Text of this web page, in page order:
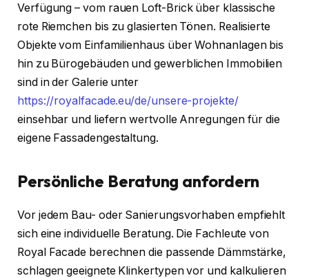
Verfügung – vom rauen Loft-Brick über klassische
rote Riemchen bis zu glasierten Tönen. Realisierte
Objekte vom Einfamilienhaus über Wohnanlagen bis
hin zu Bürogebäuden und gewerblichen Immobilien
sind in der Galerie unter
https://royalfacade.eu/de/unsere-projekte/
einsehbar und liefern wertvolle Anregungen für die
eigene Fassadengestaltung.
Persönliche Beratung anfordern
Vor jedem Bau- oder Sanierungsvorhaben empfiehlt
sich eine individuelle Beratung. Die Fachleute von
Royal Facade berechnen die passende Dämmstärke,
schlagen geeignete Klinkertypen vor und kalkulieren